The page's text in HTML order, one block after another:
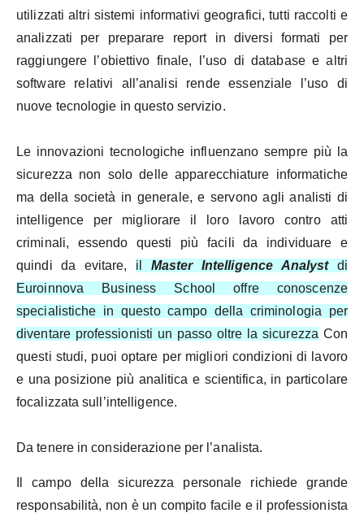
utilizzati altri sistemi informativi geografici, tutti raccolti e
analizzati per preparare report in diversi formati per
raggiungere l’obiettivo finale, l’uso di database e altri
software relativi all’analisi rende essenziale l’uso di
nuove tecnologie in questo servizio.
Le innovazioni tecnologiche influenzano sempre più la
sicurezza non solo delle apparecchiature informatiche
ma della società in generale, e servono agli analisti di
intelligence per migliorare il loro lavoro contro atti
criminali, essendo questi più facili da individuare e
quindi da evitare, il Master Intelligence Analystdi
Euroinnova Business School offre conoscenze
specialistiche in questo campo della criminologia per
diventare professionisti un passo oltre la sicurezza Con
questi studi, puoi optare per migliori condizioni di lavoro
e una posizione più analitica e scientifica, in particolare
focalizzata sull’intelligence.
Da tenere in considerazione per l’analista.
Il campo della sicurezza personale richiede grande
responsabilità, non è un compito facile e il professionista